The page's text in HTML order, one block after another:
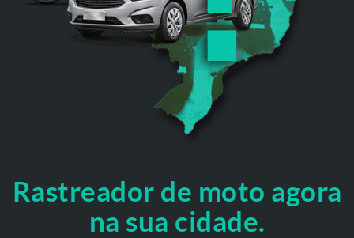
Rastreador de moto agora
na sua cidade.